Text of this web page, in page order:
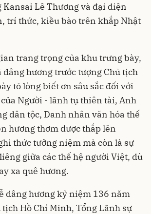
Kansai Lê Thương và đại diện
trí thức, kiều bào trên khắp Nhật
trang trọng của khu trưng bày,
dâng hương trước tượng Chủ tịch
tỏ lòng biết ơn sâu sắc đối với
Người - lãnh tụ thiên tài, Anh
dân tộc, Danh nhân văn hóa thế
hương thơm được thắp lên
thức tưởng niệm mà còn là sự
giữa các thế hệ người Việt, dù
xa quê hương.
dâng hương kỷ niệm 136 năm
tịch Hồ Chí Minh, Tổng Lãnh sự